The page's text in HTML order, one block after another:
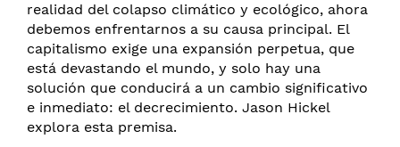
realidad del colapso climático y ecológico, ahora
debemos enfrentarnos a su causa principal. El
capitalismo exige una expansión perpetua, que
está devastando el mundo, y solo hay una
solución que conducirá a un cambio significativo
e inmediato: el decrecimiento. Jason Hickel
explora esta premisa.